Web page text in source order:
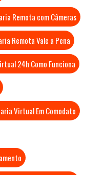
Remota com Câmeras
Remota Vale a Pena
24h Como Funciona
Virtual Em Comodato